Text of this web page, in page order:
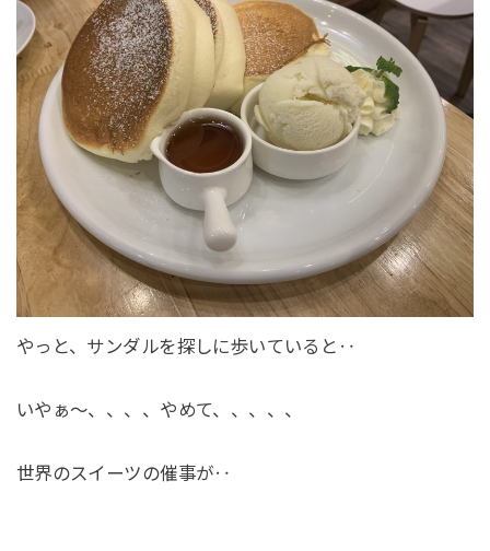
やっと、サンダルを探しに歩いていると‥
いやぁ～、、、、やめて、、、、、
世界のスイーツの催事が‥